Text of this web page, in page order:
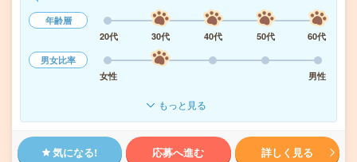
年齢層
20代
30代 40代 50代
60代
男女比率
女性
男性
もっと見る
気になる! 応募へ進む 詳しく見る